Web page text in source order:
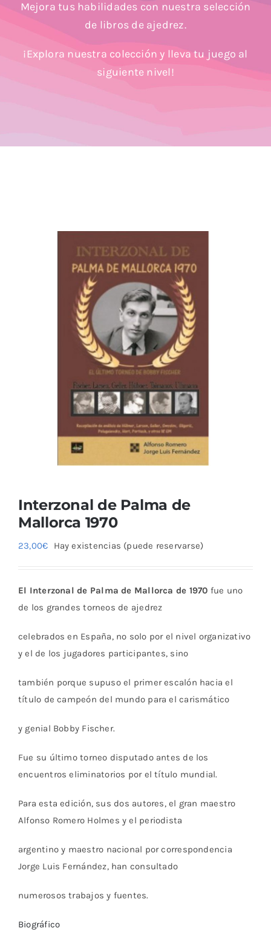
Blog
Mejora tus habilidades con nuestra selección
de libros de ajedrez.
¡Explora nuestra colección y lleva tu juego al
siguiente nivel!
Interzonal de Palma de
Mallorca 1970
23,00€ Hay existencias (puede reservarse)
El Interzonal de Palma de Mallorca de 1970 fue uno
de los grandes torneos de ajedrez
celebrados en España, no solo por el nivel organizativo
y el de los jugadores participantes, sino
también porque supuso el primer escalón hacia el
título de campeón del mundo para el carismático
y genial Bobby Fischer.
Fue su último torneo disputado antes de los
encuentros eliminatorios por el título mundial.
Para esta edición, sus dos autores, el gran maestro
Alfonso Romero Holmes y el periodista
argentino y maestro nacional por correspondencia
Jorge Luis Fernández, han consultado
numerosos trabajos y fuentes.
Biográfico